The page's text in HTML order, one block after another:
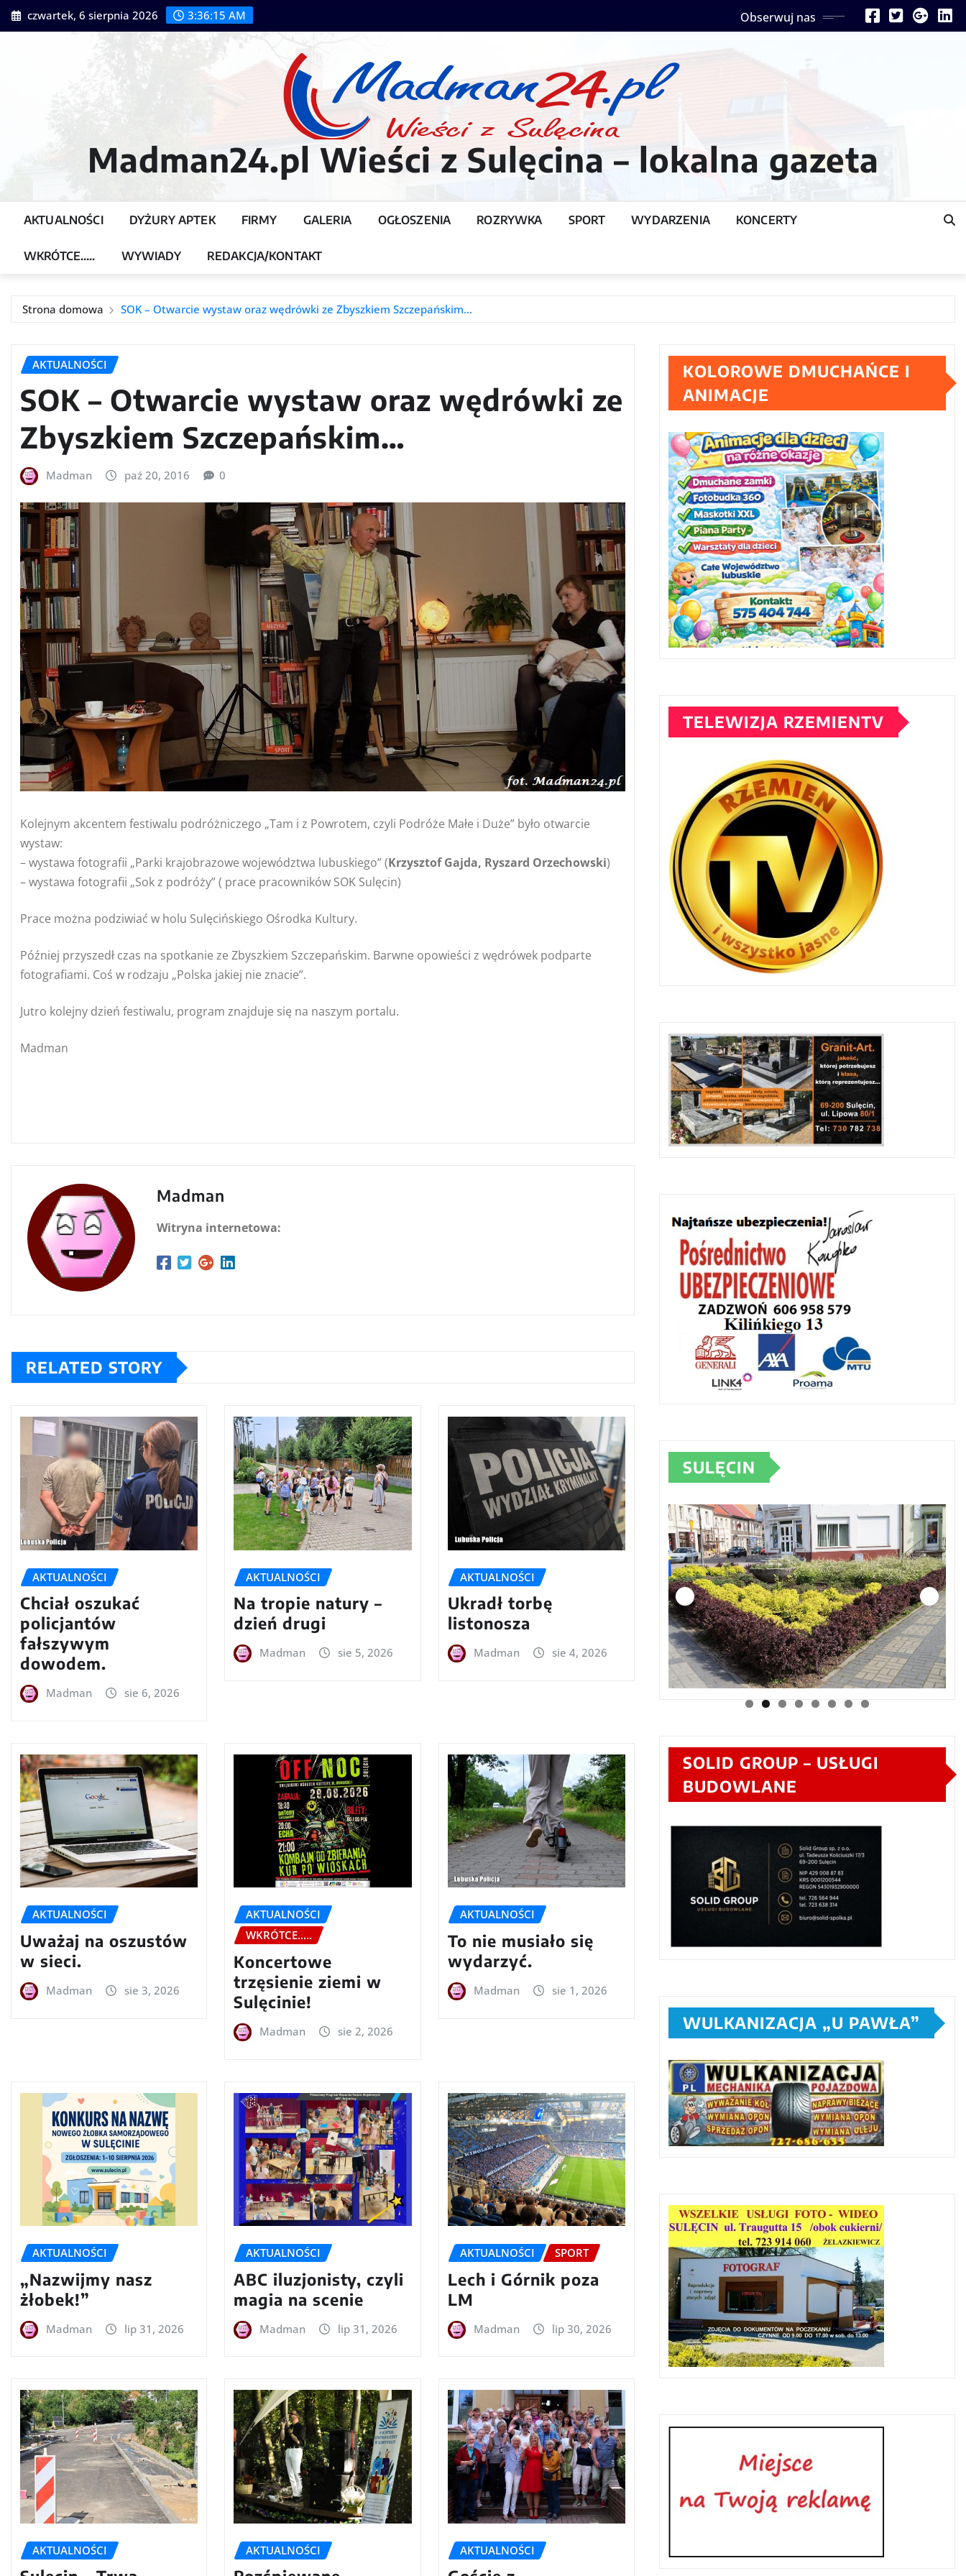
Przejdź
do
czwartek, 6 sierpnia 2026 3:36:17 AM Obserwuj nas
Madman24.pl Wieści z Sulęcina – lokalna gazeta
AKTUALNOŚCI DYŻURY APTEK FIRMY GALERIA OGŁOSZENIA ROZRYWKA SPORT WYDARZENIA KONCERTY
WKRÓTCE….. WYWIADY REDAKCJA/KONTAKT
Strona domowa SOK – Otwarcie wystaw oraz wędrówki ze Zbyszkiem Szczepańskim…
AKTUALNOŚCI
SOK – Otwarcie wystaw oraz wędrówki ze
Zbyszkiem Szczepańskim…
Madman paź 20, 2016 0
Kolejnym akcentem festiwalu podróżniczego „Tam i z Powrotem, czyli Podróże Małe i Duże” było otwarcie
wystaw:
– wystawa fotografii „Parki krajobrazowe województwa lubuskiego” (Krzysztof Gajda, Ryszard Orzechowski)
– wystawa fotografii „Sok z podróży” ( prace pracowników SOK Sulęcin)
Prace można podziwiać w holu Sulęcińskiego Ośrodka Kultury.
Później przyszedł czas na spotkanie ze Zbyszkiem Szczepańskim. Barwne opowieści z wędrówek podparte
fotografiami. Coś w rodzaju „Polska jakiej nie znacie”.
Jutro kolejny dzień festiwalu, program znajduje się na naszym portalu.
Madman
Madman
Witryna internetowa:
RELATED STORY
AKTUALNOŚCI
Chciał oszukać
policjantów
fałszywym
dowodem.
Madman sie 6, 2026
AKTUALNOŚCI
Na tropie natury –
dzień drugi
Madman sie 5, 2026
AKTUALNOŚCI
Ukradł torbę
listonosza
Madman sie 4, 2026
AKTUALNOŚCI
Uważaj na oszustów
w sieci.
Madman sie 3, 2026
AKTUALNOŚCI
WKRÓTCE.....
Koncertowe
trzęsienie ziemi w
Sulęcinie!
Madman sie 2, 2026
AKTUALNOŚCI
To nie musiało się
wydarzyć.
Madman sie 1, 2026
AKTUALNOŚCI
„Nazwijmy nasz
żłobek!”
Madman lip 31, 2026
AKTUALNOŚCI
ABC iluzjonisty, czyli
magia na scenie
Madman lip 31, 2026
AKTUALNOŚCI SPORT
Lech i Górnik poza
LM
Madman lip 30, 2026
AKTUALNOŚCI AKTUALNOŚCI AKTUALNOŚCI
KOLOROWE DMUCHAŃCE I
ANIMACJE
TELEWIZJA RZEMIENTV
SULĘCIN
SOLID GROUP – USŁUGI
BUDOWLANE
WULKANIZACJA „U PAWŁA”